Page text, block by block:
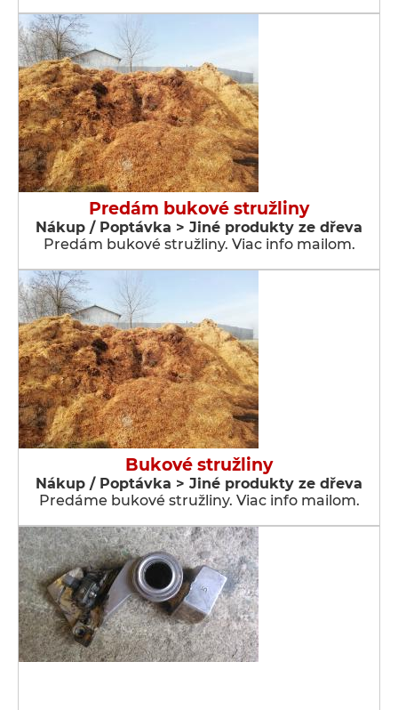
Predám bukové stružliny
Nákup / Poptávka > Jiné produkty ze dřeva
Predám bukové stružliny. Viac info mailom.
Bukové stružliny
Nákup / Poptávka > Jiné produkty ze dřeva
Predáme bukové stružliny. Viac info mailom.